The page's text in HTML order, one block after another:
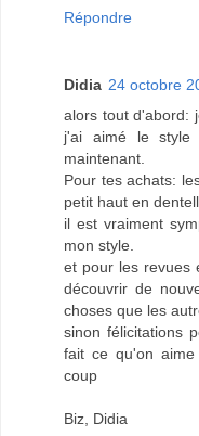
Répondre
Didia 24 octobre
alors tout d'abord:
j'ai aimé le style
maintenant.
Pour tes achats:
petit haut en
il est vraiment
mon style.
et pour les revues
découvrir de
choses que les
sinon félicitations
fait ce qu'on
coup
Biz, Didia